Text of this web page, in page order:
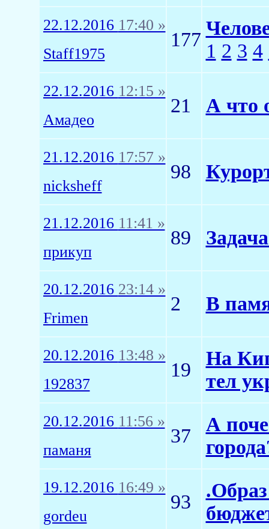
22.12.2016 17:40 »
Staff1975
177
1 2 3 4
22.12.2016 12:15 »
Амадео
21 А что
21.12.2016 17:57 »
nicksheff
98
21.12.2016 11:41 »
прикуп
89
20.12.2016 23:14 »
Frimen
2 В
20.12.2016 13:48 »
192837
19
На
тел
20.12.2016 11:56 »
паманя
37
А
19.12.2016 16:49 »
gordeu
93